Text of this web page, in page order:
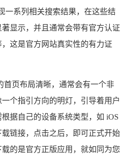
一系列相关搜索结果，在这些结
显示，并且通常会带有官方认证
这是官方网站真实性的有力证
首页布局清晰，通常会有一个非
个指引方向的明灯，引导着用户
据自己的设备系统类型，如 iOS
链接，点击之后，即可正式开始
的是官方正版应用，就如同为您